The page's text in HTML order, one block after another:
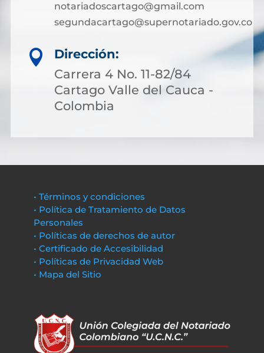
notariadoscartago@gmail.com
segundacartago@supernotariado.gov.co

Dirección:
Carrera 4 No. 11-82/84
Cartago Valle del Cauca -
Colombia
• Términos y condiciones
• Política de Tratamiento de Datos
Personales
• Políticas de derechos de autor
• Certificado de Accesibilidad
• Políticas de Privacidad Web
• Mapa del Sitio